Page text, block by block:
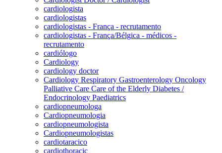
cardiologista
cardiologistas
cardiologistas - França - recrutamento
cardiologistas - França/Bélgica - médicos -
recrutamento
cardiólogo
Cardiology
cardiology doctor
Cardiology Respiratory Gastroenterology Oncology
Palliative Care Care of the Elderly Diabetes /
Endocrinology Paediatrics
cardiopneumologa
Cardiopneumologia
cardiopneumologista
Cardiopneumologistas
cardiotaracico
cardiothoracic